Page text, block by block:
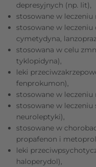
depresyjnych (np. lit),
stosowane w
stosowane w leczeniu
cymetydyna,
stosowana w celu
tyklopidyna),
leki
fenprokumon),
stosowane w
stosowane w
neuroleptyki),
stosowane w
propafenon i
leki
haloperydol),